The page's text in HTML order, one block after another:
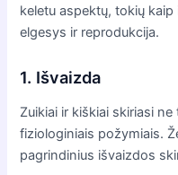
keletu aspektų, tokių
elgesys ir reprodukcija.
1. Išvaizda
Zuikiai ir kiškiai skiriasi
fiziologiniais požymiais.
pagrindinius išvaizdos